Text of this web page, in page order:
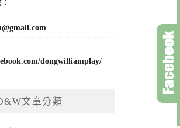
dongwilliamplay/
文章分類